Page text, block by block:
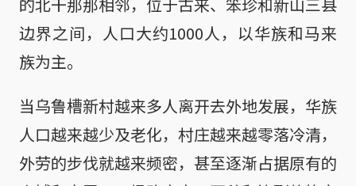
边界之间，人口大约1000人，以华族和马来
族为主。
当乌鲁槽新村越来多人离开去外地发展，华族
人口越来越少及老化，村庄越来越零落冷清，
外劳的步伐就越来频密，甚至逐渐占据原有的